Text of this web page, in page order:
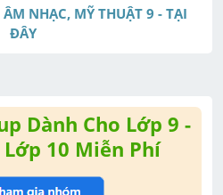
NHẠC, MỸ THUẬT 9 - TẠI
ĐÂY
Dành Cho Lớp 9 -
10 Miễn Phí